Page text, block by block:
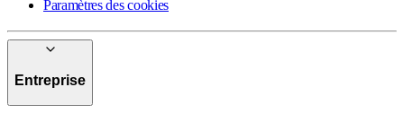
Paramètres des cookies
Entreprise